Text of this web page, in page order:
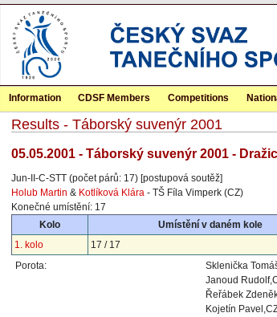
Information CDSF Members Competitions
Results - Táborský suvenýr 2001
05.05.2001 - Táborský suvenýr 2001 -
Jun-II-C-STT (počet párů: 17) [postupová soutěž]
Holub Martin & Kotlíková Klára - TŠ Fíla Vimperk (CZ)
Konečné umístění: 17
Kolo
Umístění v daném kole
1. kolo
17 / 17
Porota:
Sklenička
Janoud
Řeřábek
Kojetín